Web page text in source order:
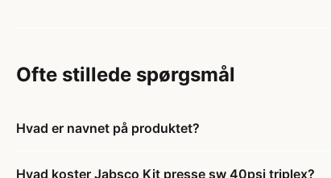
Ofte stillede spørgsmål
Hvad er navnet på produktet?
Hvad koster Jabsco Kit presse sw 40psi triplex?